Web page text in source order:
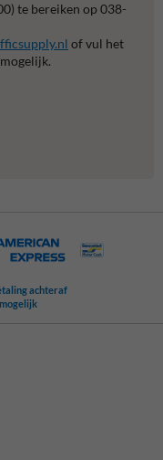
te bereiken op 038-
of vul het
achteraf